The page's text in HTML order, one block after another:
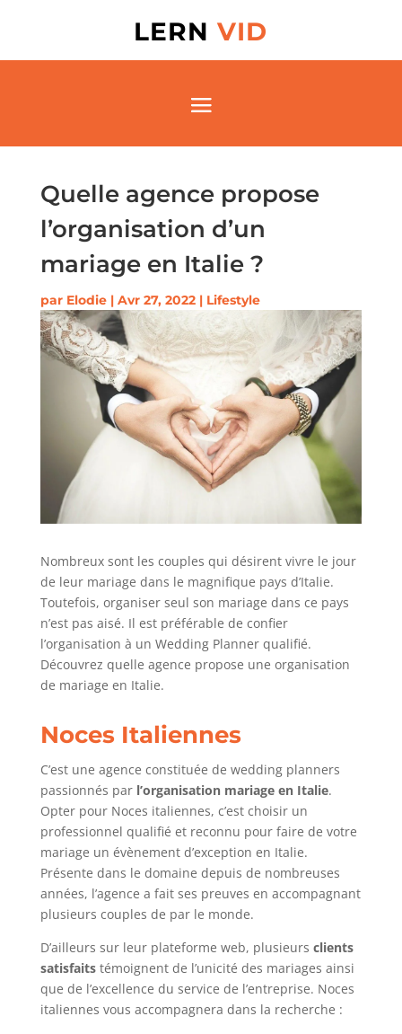
LERNVID
Quelle agence propose
l’organisation d’un
mariage en Italie ?
par Elodie| Avr 27, 2022| Lifestyle
Nombreux sont les couples qui désirent vivre le jour
de leur mariage dans le magnifique pays d’Italie.
Toutefois, organiser seul son mariage dans ce pays
n’est pas aisé. Il est préférable de confier
l’organisation à un Wedding Planner qualifié.
Découvrez quelle agence propose une organisation
de mariage en Italie.
Noces Italiennes
C’est une agence constituée de wedding planners
passionnés par l’organisation mariage en Italie.
Opter pour Noces italiennes, c’est choisir un
professionnel qualifié et reconnu pour faire de votre
mariage un évènement d’exception en Italie.
Présente dans le domaine depuis de nombreuses
années, l’agence a fait ses preuves en accompagnant
plusieurs couples de par le monde.
D’ailleurs sur leur plateforme web, plusieurs clients
satisfaitstémoignent de l’unicité des mariages ainsi
que de l’excellence du service de l’entreprise. Noces
italiennes vous accompagnera dans la recherche :